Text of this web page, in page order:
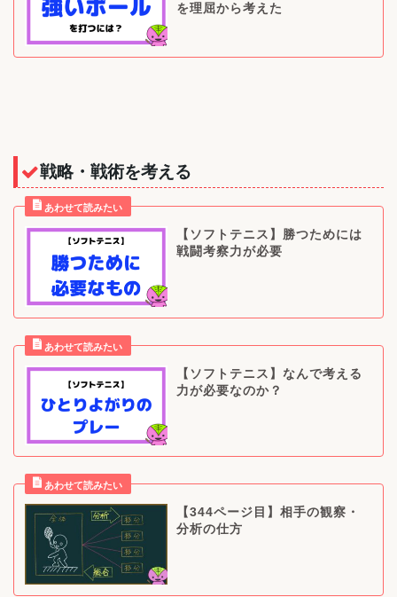
を理屈から考えた
戦略・戦術を考える
【ソフトテニス】勝つためには
戦闘考察力が必要
【ソフトテニス】なんで考える
力が必要なのか？
【344ページ目】相手の観察・
分析の仕方